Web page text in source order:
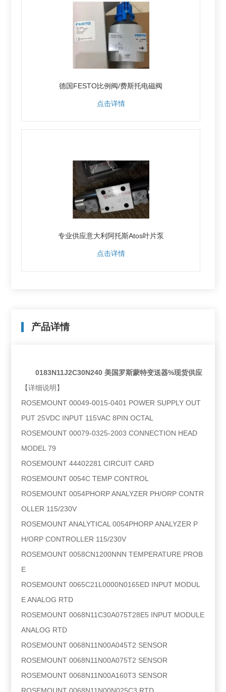
德国FESTO比例阀/费斯托电磁阀
点击详情
专业供应意大利阿托斯Atos叶片泵
点击详情
产品详情
0183N11J2C30N240 美国罗斯蒙特变送器%现货供应
【详细说明】
ROSEMOUNT 00049-0015-0401 POWER SUPPLY OUT
PUT 25VDC INPUT 115VAC 8PIN OCTAL
ROSEMOUNT 00079-0325-2003 CONNECTION HEAD
MODEL 79
ROSEMOUNT 44402281 CIRCUIT CARD
ROSEMOUNT 0054C TEMP CONTROL
ROSEMOUNT 0054PHORP ANALYZER PH/ORP CONTR
OLLER 115/230V
ROSEMOUNT ANALYTICAL 0054PHORP ANALYZER P
H/ORP CONTROLLER 115/230V
ROSEMOUNT 0058CN1200NNN TEMPERATURE PROB
E
ROSEMOUNT 0065C21L0000N0165ED INPUT MODUL
E ANALOG RTD
ROSEMOUNT 0068N11C30A075T28E5 INPUT MODULE
ANALOG RTD
ROSEMOUNT 0068N11N00A045T2 SENSOR
ROSEMOUNT 0068N11N00A075T2 SENSOR
ROSEMOUNT 0068N11N00A160T3 SENSOR